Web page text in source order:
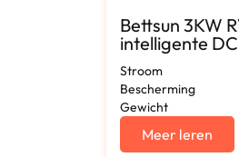
Bettsun 3KW
intelligente
Stroom
Bescherming
Gewicht
Meer leren